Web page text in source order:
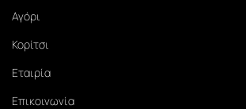
Αγόρι
Κορίτσι
Εταιρία
Επικοινωνία